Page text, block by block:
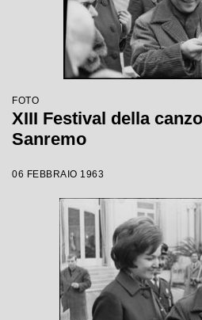
FOTO
XIII Festival della
Sanremo
06 FEBBRAIO 1963